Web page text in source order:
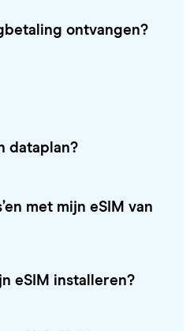
ontvangen?
dataplan?
met mijn eSIM van
eSIM installeren?